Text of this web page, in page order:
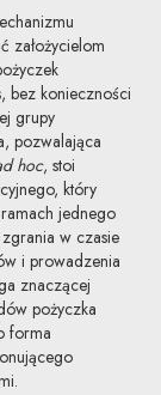
założycielom
bez konieczności
grupy
pozwalająca
hoc, stoi
który
jednego
w czasie
i prowadzenia
znaczącej
pożyczka
forma